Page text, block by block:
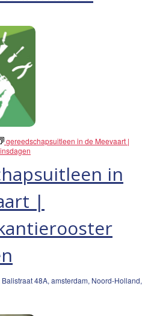
in
|
gereedschapsuitleen in de Meevaart |
Balistraat 48A, amsterdam, Noord-Holland,